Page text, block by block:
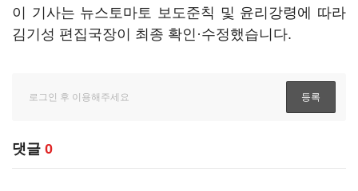
이 기사는 뉴스토마토 보도준칙 및 윤리강령에 따라
김기성 편집국장이 최종 확인·수정했습니다.
댓글 0